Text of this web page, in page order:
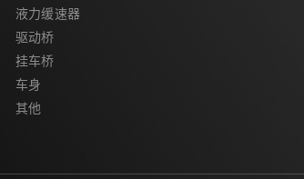
液力缓速器
驱动桥
挂车桥
车身
其他